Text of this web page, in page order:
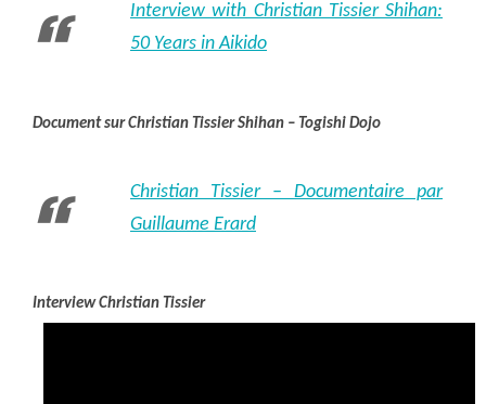
Interview with Christian Tissier Shihan:
50 Years in Aikido
Document sur Christian Tissier Shihan – Togishi Dojo
Christian Tissier – Documentaire par
Guillaume Erard
Interview Christian Tissier